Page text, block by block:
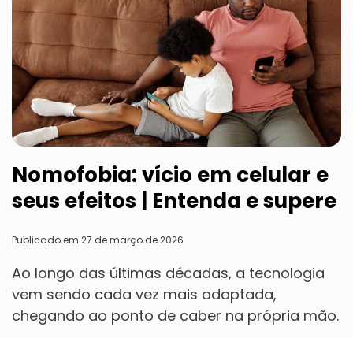
Nomofobia: vício em celular e
seus efeitos | Entenda e supere
Publicado em 27 de março de 2026
Ao longo das últimas décadas, a tecnologia
vem sendo cada vez mais adaptada,
chegando ao ponto de caber na própria mão.